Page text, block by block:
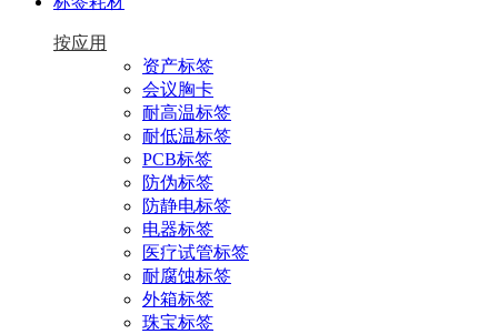
按应用
资产标签
会议胸卡
耐高温标签
耐低温标签
PCB标签
防伪标签
防静电标签
电器标签
医疗试管标签
耐腐蚀标签
外箱标签
珠宝标签